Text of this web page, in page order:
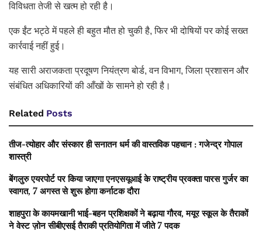
विविधता तेजी से खत्म हो रही है।
एक ईंट भट्ठे में पहले ही बहुत मौत हो चुकी है, फिर भी दोषियों पर कोई सख्त
कार्रवाई नहीं हुई।
यह सारी अराजकता प्रदूषण नियंत्रण बोर्ड, वन विभाग, जिला प्रशासन और
संबंधित अधिकारियों की आँखों के सामने हो रही है।
Related Posts
तीज-त्योहार और संस्कार ही सनातन धर्म की वास्तविक पहचान : गजेन्द्र गोपाल
शास्त्री
बेंगलुरु एयरपोर्ट पर किया जाएगा एनएसयूआई के राष्ट्रीय प्रवक्ता पारस गुर्जर का
स्वागत, 7 अगस्त से शुरू होगा कर्नाटक दौरा
शाहपुरा के कायमखानी भाई-बहन प्रशिक्षकों ने बढ़ाया गौरव, मयूर स्कूल के तैराकों
ने वेस्ट ज़ोन सीबीएसई तैराकी प्रतियोगिता में जीते 7 पदक